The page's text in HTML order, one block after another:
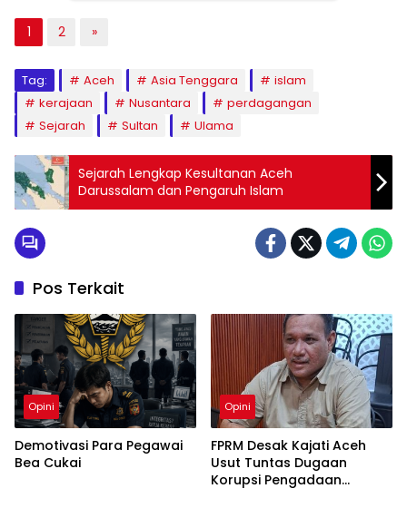
1 2 »
Tag: Aceh Asia Tenggara
islam
kerajaan
Nusantara
perdagangan
Sejarah
Sultan Ulama
Sejarah Lengkap Kesultanan Aceh
Darussalam dan Pengaruh Islam
Pos Terkait
Opini
Demotivasi Para Pegawai
Bea Cukai
Opini
FPRM Desak Kajati Aceh
Usut Tuntas Dugaan
Korupsi Pengadaan